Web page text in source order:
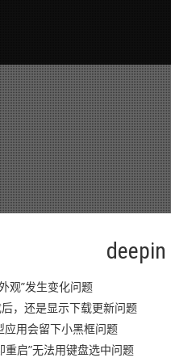
观”发生变化问题
，还是显示下载更新问题
用会留下小黑框问题
重启”无法用键盘选中问题